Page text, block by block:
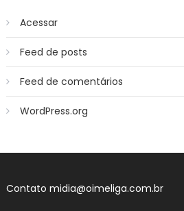
Acessar
Feed de posts
Feed de comentários
WordPress.org
Contato midia@oimeliga.com.br